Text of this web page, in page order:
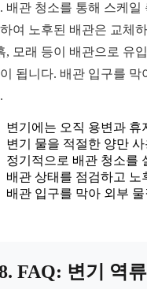
배관 청소를 통해 스케
여 노후된 배관은 교체
, 모래 등이 배관으로 유
됩니다. 배관 입구를
변기에는 오직 용변과 휴
변기 물을 적절한 양만
정기적으로 배관 청소를
배관 상태를 점검하고 노
배관 입구를 막아 외부
FAQ: 변기 역